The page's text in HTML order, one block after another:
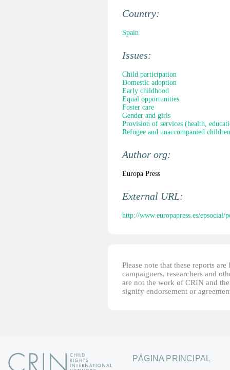
Country:
Spain
Issues:
Child participation
Domestic adoption
Early childhood
Equal opportunities
Foster care
Gender and girls
Provision of services (health,
Refugee and unaccompanied children
Author org:
Europa Press
External URL:
http://www.europapress.es/
Please note that these reports
campaigners, researchers and
are not the work of CRIN and
signify endorsement or
PÁGINA PRINCIPAL